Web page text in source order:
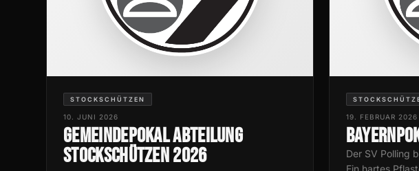
STOCKSCHÜTZEN
10. JUNI 2026
Gemeindepokal Abteilung
Stockschützen 2026
19. FEBRUAR 2026
Der SV Polling